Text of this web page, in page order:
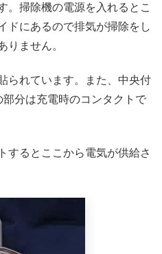
。掃除機の電源を入れるとこ
ドにあるので排気が掃除をし
りません。
られています。また、中央付
分は充電時のコンタクトで
するとここから電気が供給さ